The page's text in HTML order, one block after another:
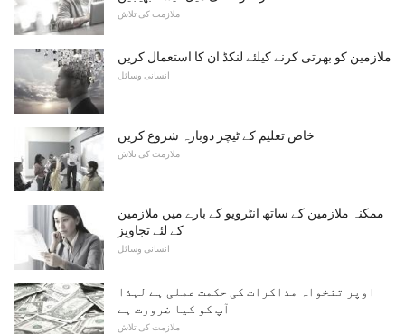
ملازمت کی تلاش
ملازمین کو بھرتی کرنے کیلئے لنکڈ ان کا استعمال کریں
انسانی وسائل
خاص تعلیم کے ٹیچر دوبارہ شروع کریں
ملازمت کی تلاش
ممکنہ ملازمین کے ساتھ انٹرویو کے بارے میں ملازمین
کے لئے تجاویز
انسانی وسائل
اوپر تنخواہ مذاکرات کی حکمت عملی ہے لہذا
آپ کو کیا ضرورت ہے
ملازمت کی تلاش